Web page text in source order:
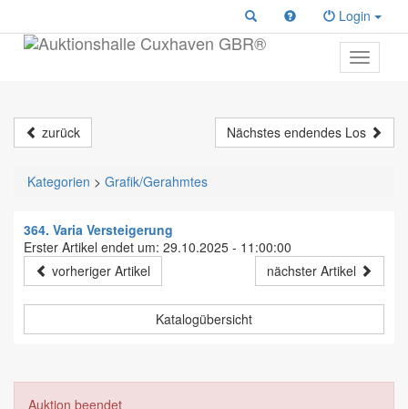
Login
Toggle
primary
zurück Nächstes endendes Los
Kategorien > Grafik/Gerahmtes
364. Varia Versteigerung
Erster Artikel endet um: 29.10.2025 - 11:00:00
vorheriger Artikel
nächster Artikel
Katalogübersicht
Auktion beendet